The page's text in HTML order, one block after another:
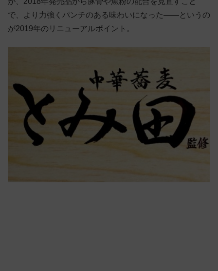
で、より力強くパンチのある味わいになった——というの
が2019年のリニューアルポイント。